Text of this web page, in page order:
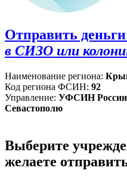
Отправить деньги
в СИЗО или
Наименование региона:
Код региона ФСИН: 92
Управление: УФСИН России
Севастополю
Выберите
желаете